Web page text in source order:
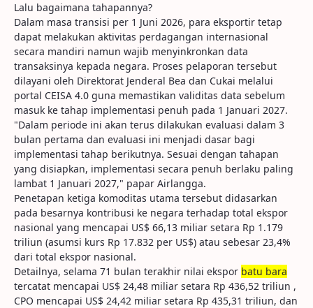
Lalu bagaimana tahapannya?
Dalam masa transisi per 1 Juni 2026, para eksportir tetap
dapat melakukan aktivitas perdagangan internasional
secara mandiri namun wajib menyinkronkan data
transaksinya kepada negara. Proses pelaporan tersebut
dilayani oleh Direktorat Jenderal Bea dan Cukai melalui
portal CEISA 4.0 guna memastikan validitas data sebelum
masuk ke tahap implementasi penuh pada 1 Januari 2027.
"Dalam periode ini akan terus dilakukan evaluasi dalam 3
bulan pertama dan evaluasi ini menjadi dasar bagi
implementasi tahap berikutnya. Sesuai dengan tahapan
yang disiapkan, implementasi secara penuh berlaku paling
lambat 1 Januari 2027," papar Airlangga.
Penetapan ketiga komoditas utama tersebut didasarkan
pada besarnya kontribusi ke negara terhadap total ekspor
nasional yang mencapai US$ 66,13 miliar setara Rp 1.179
triliun (asumsi kurs Rp 17.832 per US$) atau sebesar 23,4%
dari total ekspor nasional.
Detailnya, selama 71 bulan terakhir nilai ekspor batu bara
tercatat mencapai US$ 24,48 miliar setara Rp 436,52 triliun ,
CPO mencapai US$ 24,42 miliar setara Rp 435,31 triliun, dan